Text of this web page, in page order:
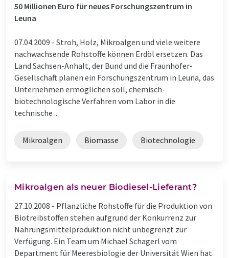
50 Millionen Euro für neues Forschungszentrum in
Leuna
07.04.2009 - Stroh, Holz, Mikroalgen und viele weitere
nachwachsende Rohstoffe können Erdöl ersetzen. Das
Land Sachsen-Anhalt, der Bund und die Fraunhofer-
Gesellschaft planen ein Forschungszentrum in Leuna, das
Unternehmen ermöglichen soll, chemisch-
biotechnologische Verfahren vom Labor in die
technische ...
Mikroalgen Biomasse Biotechnologie
Mikroalgen als neuer Biodiesel-Lieferant?
27.10.2008 - Pflanzliche Rohstoffe für die Produktion von
Biotreibstoffen stehen aufgrund der Konkurrenz zur
Nahrungsmittelproduktion nicht unbegrenzt zur
Verfügung. Ein Team um Michael Schagerl vom
Department für Meeresbiologie der Universität Wien hat